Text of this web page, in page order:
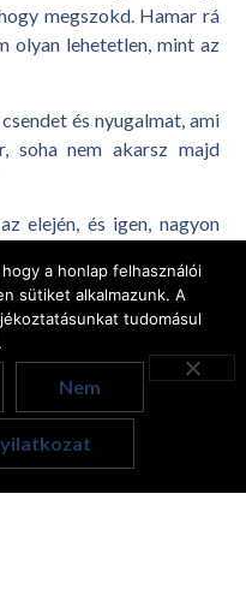
megszokd. Hamar rá
olyan lehetetlen, mint az
és nyugalmat, ami
soha nem akarsz majd
elején, és igen, nagyon
leegyszerűsíteni a
De megéri-e? Nem!
vissza a futáshoz, de ne
a bokád, mert nem
kicsit kell odafigyelned.
Ha az már magától
English
a honlap felhasználói
sütiket alkalmazunk. A
tudomásul
Nem